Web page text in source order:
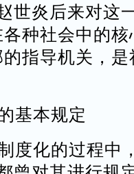
世炎后来对这
种社会中的核
指导机关，
基本规定
度化的过程中